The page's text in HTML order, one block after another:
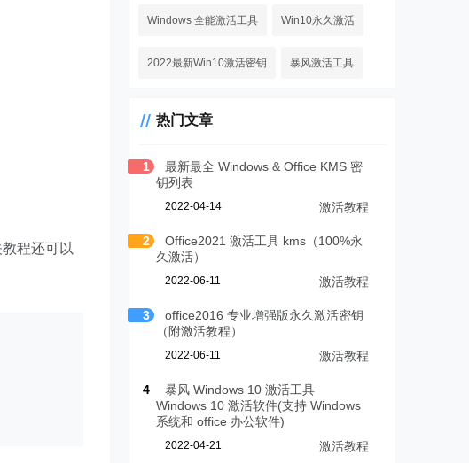
程还可以
Windows 全能激活工具 Win10永久激活
2022最新Win10激活密钥 暴风激活工具
热门文章
1
最新最全 Windows & Office KMS 密
钥列表
2022-04-14 激活教程
2
Office2021 激活工具 kms（100%永
久激活）
2022-06-11 激活教程
3
office2016 专业增强版永久激活密钥
（附激活教程）
2022-06-11 激活教程
4
暴风 Windows 10 激活工具
Windows 10 激活软件(支持 Windows
系统和 office 办公软件)
2022-04-21 激活教程